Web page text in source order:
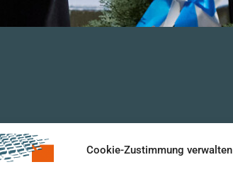
Cookie-Zustimmung verwalten